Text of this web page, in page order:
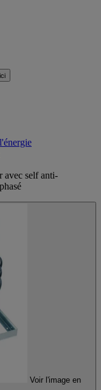
avec self anti-
Voir l'image en